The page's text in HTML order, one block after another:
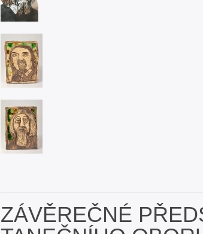
ZÁVĚREČNÉ